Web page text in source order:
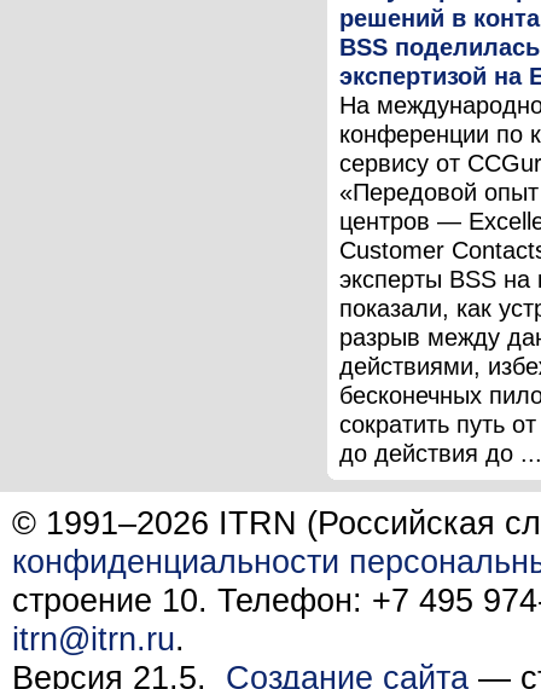
решений в
BSS поделилась
экспертизой на
На
конференции по
сервису от
«Передовой опыт
центров —
Customer
эксперты BSS на
показали, как
разрыв между
действиями,
бесконечных
сократить путь
до действия до ...
© 1991–2026 ITRN (Российская
конфиденциальности
строение 10. Телефон: +7 495
itrn@itrn.ru.
Версия 21.5. Создание сайта —